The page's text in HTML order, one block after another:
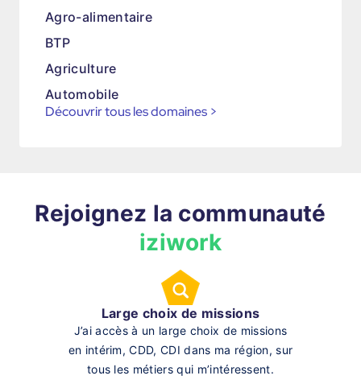
Agro-alimentaire
BTP
Agriculture
Automobile
Découvrir tous les domaines >
Rejoignez la communauté
iziwork
Large choix de missions
J’ai accès à un large choix de missions
en intérim, CDD, CDI dans ma région, sur
tous les métiers qui m’intéressent.